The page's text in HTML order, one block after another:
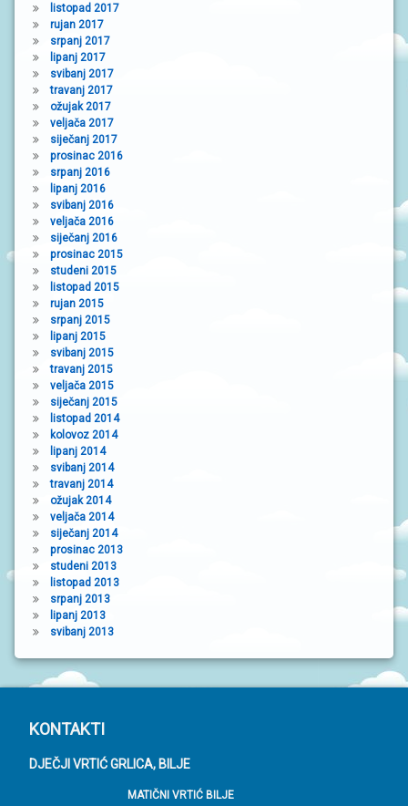
listopad 2017
rujan 2017
srpanj 2017
lipanj 2017
svibanj 2017
travanj 2017
ožujak 2017
veljača 2017
siječanj 2017
prosinac 2016
srpanj 2016
lipanj 2016
svibanj 2016
veljača 2016
siječanj 2016
prosinac 2015
studeni 2015
listopad 2015
rujan 2015
srpanj 2015
lipanj 2015
svibanj 2015
travanj 2015
veljača 2015
siječanj 2015
listopad 2014
kolovoz 2014
lipanj 2014
svibanj 2014
travanj 2014
ožujak 2014
veljača 2014
siječanj 2014
prosinac 2013
studeni 2013
listopad 2013
srpanj 2013
lipanj 2013
svibanj 2013
P
o
KONTAKTI
DJEČJI VRTIĆ GRLICA, BILJE
MATIČNI VRTIĆ BILJE